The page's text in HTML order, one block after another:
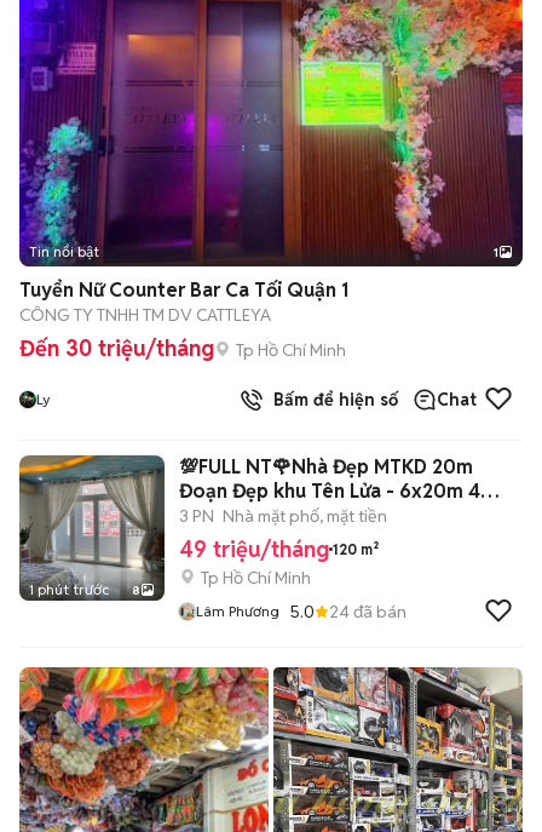
Tin nổi bật 1
Tuyển Nữ Counter Bar Ca Tối Quận 1
CÔNG TY TNHH TM DV CATTLEYA
Đến 30 triệu/tháng Tp Hồ Chí Minh
Ly Bấm để hiện số Chat
1 phút trước 8
💯FULL NT🌹Nhà Đẹp MTKD 20m
Đoạn Đẹp khu Tên Lửa - 6x20m 4
tầng 3PN 5WC
3 PN Nhà mặt phố, mặt tiền
49 triệu/tháng 120 m²
Tp Hồ Chí Minh
Lâm Phương 5.0 24đã bán